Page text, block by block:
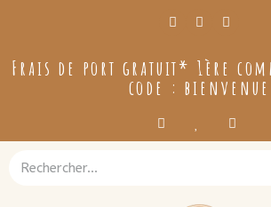
Frais de port gratuit* 1ère
code : bienvenue